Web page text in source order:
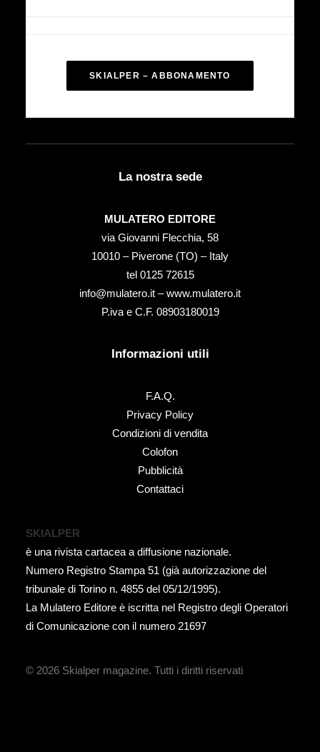
SKIALPER – ABBONAMENTO
La nostra sede
MULATERO EDITORE
via Giovanni Flecchia, 58
10010 – Piverone (TO) – Italy
tel ‭0125 72615‬
info@mulatero.it –www.mulatero.it
P.iva e C.F. 08903180019
Informazioni utili
F.A.Q.
Privacy Policy
Condizioni di vendita
Colofon
Pubblicità
Contattaci
SKIALPER
è una rivista cartacea a diffusione nazionale.
Numero Registro Stampa 51 (già autorizzazione del
tribunale di Torino n. 4855 del 05/12/1995).
La Mulatero Editore è iscritta nel Registro degli Operatori
di Comunicazione con il numero 21697
© 2026 Skialper magazine. Tutti i diritti riservati